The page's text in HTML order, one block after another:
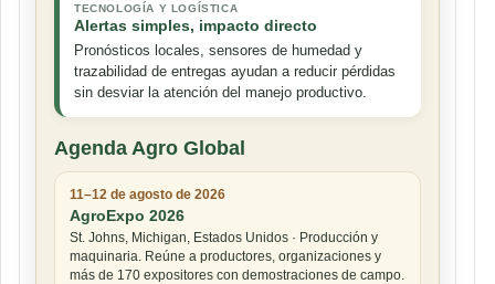
TECNOLOGÍA Y LOGÍSTICA
Alertas simples, impacto directo
Pronósticos locales, sensores de humedad y
trazabilidad de entregas ayudan a reducir pérdidas
sin desviar la atención del manejo productivo.
Agenda Agro Global
11–12 de agosto de 2026
AgroExpo 2026
St. Johns, Michigan, Estados Unidos · Producción y
maquinaria. Reúne a productores, organizaciones y
más de 170 expositores con demostraciones de campo.